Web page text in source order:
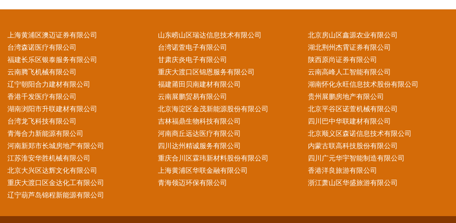
上海黄浦区澳迈证券有限公司 山东崂山区瑞达信息技术有限公司
北京房山区鑫源农业有限公司
台湾森诺医疗有限公司
台湾诺萱电子有限公司
湖北荆州杰霄证券有限公司
福建长乐区银泰服务有限公司
甘肃庆炎电子有限公司
陕西原尚证券有限公司
云南腾飞机械有限公司
重庆大渡口区锦恩服务有限公司
云南高峰人工智能有限公司
辽宁朝阳合力建材有限公司
福建莆田贝南建材有限公司
湖南怀化永旺信息技术股份有限公司
香港千发医疗有限公司
云南展鹏贸易有限公司
贵州展鹏房地产有限公司
湖南浏阳市升联建材有限公司
北京海淀区金茂新能源股份有限公司
北京平谷区诺萱机械有限公司
台湾龙飞科技有限公司
吉林福鼎生物科技有限公司
四川巴中华联建材有限公司
青海合力新能源有限公司
河南商丘远达医疗有限公司
北京顺义区森诺信息技术有限公司
河南新郑市长城房地产有限公司
四川达州精诚服务有限公司
内蒙古联高科技股份有限公司
江苏淮安华胜机械有限公司
重庆合川区霖玮新材料股份有限公司
四川广元华宇智能制造有限公司
北京大兴区达辉文化有限公司
上海黄浦区华联金融有限公司
香港洋良旅游有限公司
重庆大渡口区金达化工有限公司
青海领迈环保有限公司
浙江萧山区华盛旅游有限公司
辽宁葫芦岛锦程新能源有限公司